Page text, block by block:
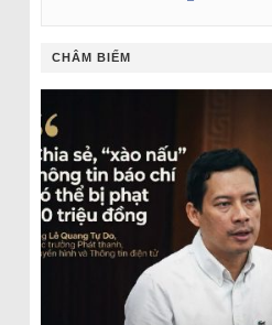
CHÂM BIẾM